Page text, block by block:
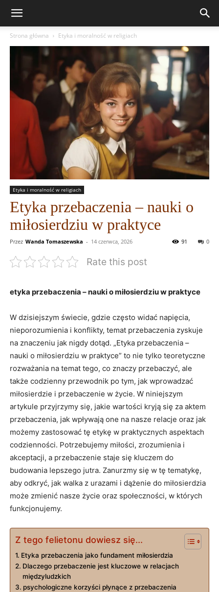
Strona główna Etyka i moralność w religiach
Etyka i moralność w religiach
Etyka przebaczenia – nauki o
miłosierdziu w praktyce
Przez Wanda Tomaszewska - 14 czerwca, 2026 0
91
Rate this post
etyka przebaczenia – nauki ⁢o miłosierdziu w praktyce
W dzisiejszym⁢ świecie, gdzie często widać napięcia,
nieporozumienia i konflikty,⁢ temat przebaczenia zyskuje
na znaczeniu jak nigdy dotąd. „Etyka przebaczenia –
nauki⁣ o miłosierdziu w praktyce” to nie‌ tylko teoretyczne
rozważania na temat tego, ​co ⁢znaczy‍ przebaczyć, ale
także codzienny przewodnik po tym, jak wprowadzać
miłosierdzie i przebaczenie w życie. W niniejszym
artykule przyjrzymy się, jakie wartości kryją‌ się za aktem
przebaczenia, jak wpływają one na nasze relacje oraz jak
możemy zastosować tę etykę w praktycznych ⁣aspektach⁣
codzienności. Potrzebujemy miłości, zrozumienia i
akceptacji, a przebaczenie​ staje się ‌kluczem do
budowania lepszego jutra. Zanurzmy się w⁣ tę tematykę,
aby odkryć, jak walka z urazami i dążenie do miłosierdzia
może zmienić nasze życie oraz społeczności,​ w ‌których
funkcjonujemy.
Z tego felietonu dowiesz się...
Etyka przebaczenia jako fundament⁢ miłosierdzia
Dlaczego przebaczenie jest kluczowe w relacjach
międzyludzkich
psychologiczne korzyści⁤ płynące z przebaczenia